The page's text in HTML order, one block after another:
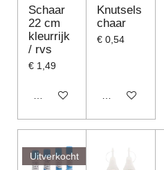
Schaar
22 cm
kleurrijk
/ rvs
€ 1,49
In winkelwagen
Knutsels
chaar
€ 0,54
In winkelwagen
Uitverkocht